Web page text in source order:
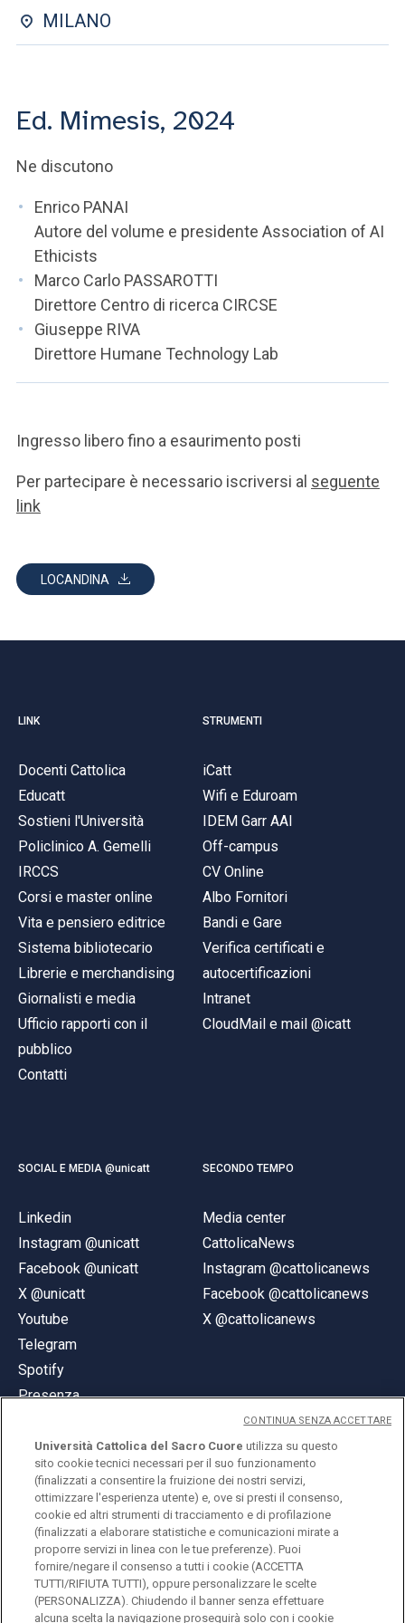
SEI UN DOCENTE O UN MEMBRO DELLO STAFF
MILANO
Ed. Mimesis, 2024
Ne discutono
Enrico PANAI
Autore del volume e presidente Association of AI
Ethicists
Marco Carlo PASSAROTTI
Direttore Centro di ricerca CIRCSE
Giuseppe RIVA
Direttore Humane Technology Lab
Ingresso libero fino a esaurimento posti
Per partecipare è necessario iscriversi al seguente
link
LOCANDINA
LINK
Docenti Cattolica
Educatt
Sostieni l'Università
Policlinico A. Gemelli
IRCCS
Corsi e master online
Vita e pensiero editrice
Sistema bibliotecario
Librerie e merchandising
Giornalisti e media
Ufficio rapporti con il
pubblico
Contatti
STRUMENTI
iCatt
Wifi e Eduroam
IDEM Garr AAI
Off-campus
CV Online
Albo Fornitori
Bandi e Gare
Verifica certificati e
autocertificazioni
Intranet
CloudMail e mail @icatt
SOCIAL E MEDIA @unicatt
Linkedin
Instagram @unicatt
Facebook @unicatt
X @unicatt
Youtube
Telegram
Spotify
Presenza
SECONDO TEMPO
Media center
CattolicaNews
Instagram @cattolicanews
Facebook @cattolicanews
X @cattolicanews
© Università Cattolica del Sacro Cuore
Largo A. Gemelli 1, 20123 Milano
PI 02133120150
Università Cattolica del Sacro Cuore utilizza su questo
sito cookie tecnici necessari per il suo funzionamento
(finalizzati a consentire la fruizione dei nostri servizi,
ottimizzare l'esperienza utente) e, ove si presti il consenso,
cookie ed altri strumenti di tracciamento e di profilazione
(finalizzati a elaborare statistiche e comunicazioni mirate a
proporre servizi in linea con le tue preferenze). Puoi
fornire/negare il consenso a tutti i cookie (ACCETTA
TUTTI/RIFIUTA TUTTI), oppure personalizzare le scelte
(PERSONALIZZA). Chiudendo il banner senza effettuare
alcuna scelta la navigazione proseguirà solo con i cookie
CONTINUA SENZA ACCETTARE